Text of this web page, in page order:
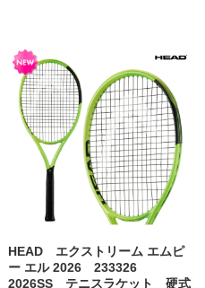
HEAD エクストリーム エムピ
ー エル 2026 233326
2026SS テニスラケット 硬式